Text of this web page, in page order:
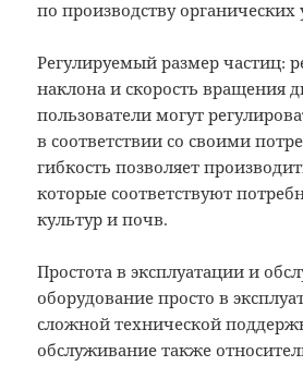
по производству органических
Регулируемый размер частиц:
наклона и скорость вращения
пользователи могут
в соответствии со своими
гибкость позволяет
которые соответствуют
культур и почв.
Простота в эксплуатации и
оборудование просто в
сложной технической
обслуживание также